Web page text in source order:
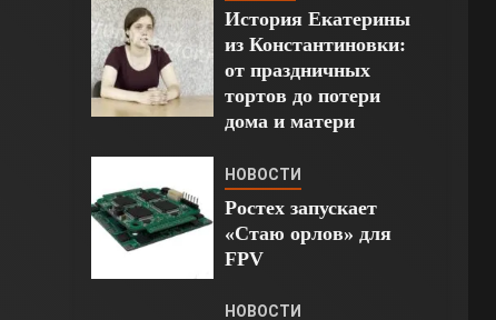
История Екатерины
из Константиновки:
от праздничных
тортов до потери
дома и матери
НОВОСТИ
Ростех запускает
«Стаю орлов» для
FPV
НОВОСТИ